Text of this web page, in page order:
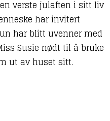
verste julaften i sitt liv
har invitert
har blitt uvenner med
Susie nødt til å bruke
ut av huset sitt.